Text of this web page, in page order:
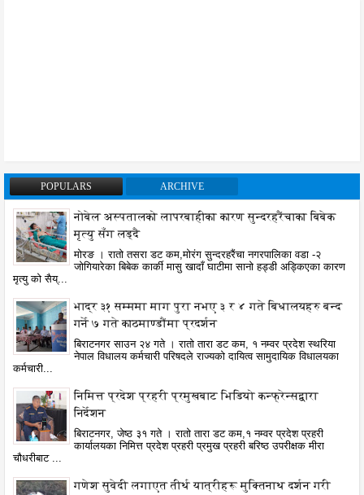
POPULARS ARCHIVE
नोबेल अस्पतालको लापरबाहीका कारण सुन्दरहरैंचाका बिबेक
मृत्यु सँग लड्दै
मोरङ । रातो तसरा डट कम,मोरंग सुन्दरहरैंचा नगरपालिका वडा -२
जोगियारेका बिबेक कार्की मासु खादाँ घाटीमा सानो हड्डी अड्किएका कारण
मृत्यु को सैय्...
भाद्र ३१ सम्ममा माग पुरा नभए ३ र ४ गते बिधालयहरु बन्द
गर्ने ७ गते काठमाण्डौंमा प्रदर्शन
बिराटनगर साउन २४ गते । रातो तारा डट कम, १ नम्वर प्रदेश स्थरिया
नेपाल विधालय कर्मचारी परिषदले राज्यको दायित्व सामुदायिक विधालयका
कर्मचारी...
निमित्त प्रदेश प्रहरी प्रमुखबाट भिडियो कन्फ्रेन्सद्वारा
निर्देशन
बिराटनगर, जेष्ठ ३१ गते । रातो तारा डट कम,१ नम्वर प्रदेश प्रहरी
कार्यालयका निमित्त प्रदेश प्रहरी प्रमुख प्रहरी बरिष्ठ उपरीक्षक मीरा
चौधरीबाट ...
गणेश सुवेदी लगाएत तीर्थ यात्रीहरू मुक्तिनाथ दर्शन गरी